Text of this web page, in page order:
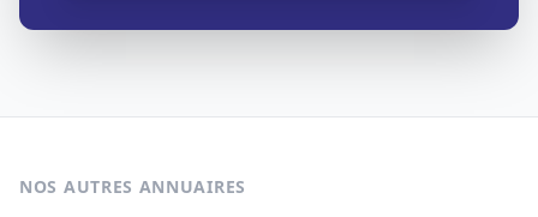
NOS AUTRES ANNUAIRES